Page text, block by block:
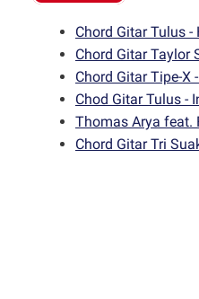
Chord Gitar Tulus
Chord Gitar Taylor
Chord Gitar Tipe-X
Chod Gitar Tulus -
Thomas Arya feat.
Chord Gitar Tri